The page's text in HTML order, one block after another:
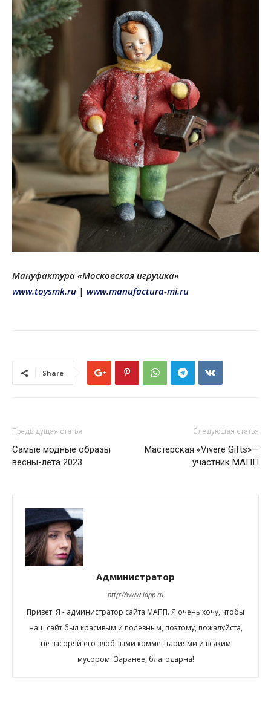
Мануфактура «Московская игрушка»
www.toysmk.ru | www.manufactura-mi.ru
Share
Предыдущая статья
Самые модные образы
весны-лета 2023
Следующая статья
Мастерская «Vivere Gifts»—
участник МАПП
Администратор
http://www.iapp.ru
Привет! Я - администратор сайта МАПП. Я очень хочу, чтобы
наш сайт был красивым и полезным, поэтому, пожалуйста,
не засоряй его злобными комментариями и всяким
мусором. Заранее, благодарна!